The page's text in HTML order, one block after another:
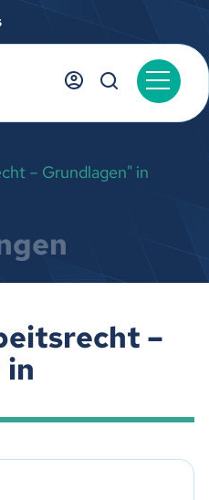
– Grundlagen" in
–